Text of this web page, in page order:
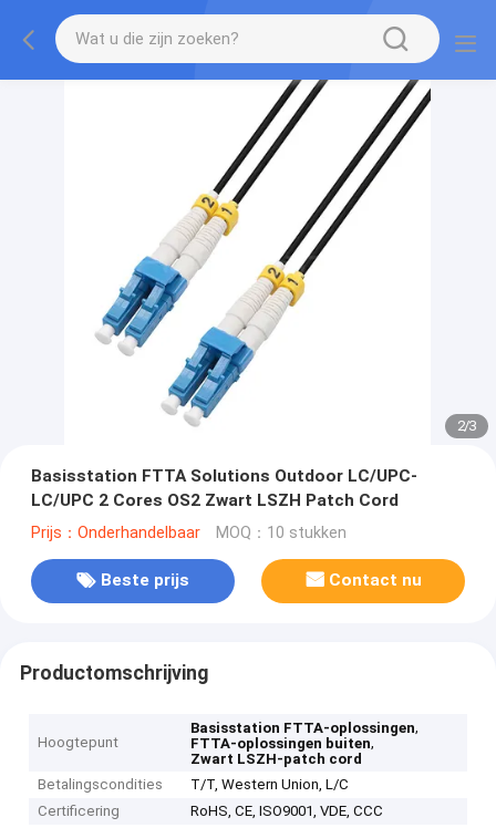
2/3
Basisstation FTTA Solutions Outdoor LC/UPC-
LC/UPC 2 Cores OS2 Zwart LSZH Patch Cord
Prijs：Onderhandelbaar MOQ：10 stukken
Beste prijs Contact nu
Productomschrijving
Hoogtepunt
Basisstation FTTA-oplossingen,
FTTA-oplossingen buiten,
Zwart LSZH-patch cord
Betalingscondities
T/T, Western Union, L/C
Certificering
RoHS, CE, ISO9001, VDE, CCC